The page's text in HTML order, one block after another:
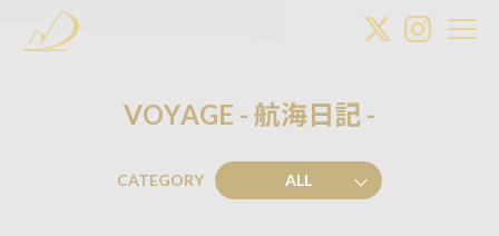
VOYAGE - 航海日記 -
CATEGORY ALL